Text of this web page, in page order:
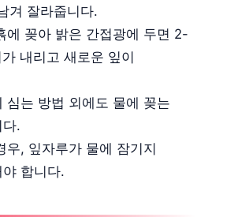
겨 잘라줍니다.
에 꽂아 밝은 간접광에 두면 2-
내리고 새로운 잎이
심는 방법 외에도 물에 꽂는
.
우, 잎자루가 물에 잠기지
합니다.